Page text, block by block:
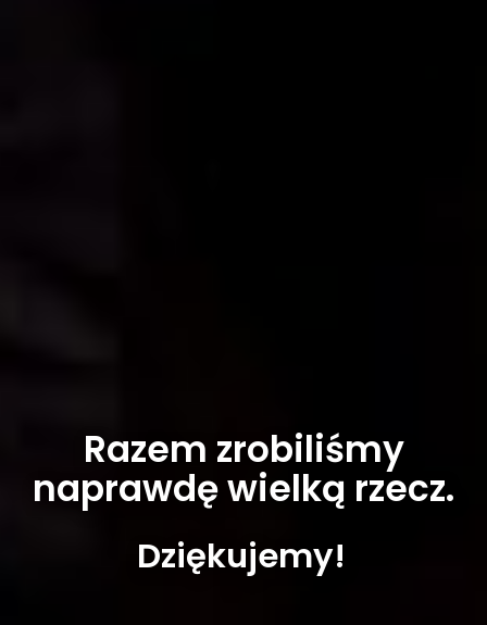
Razem zrobiliśmy
naprawdę wielką rzecz.
Dziękujemy!